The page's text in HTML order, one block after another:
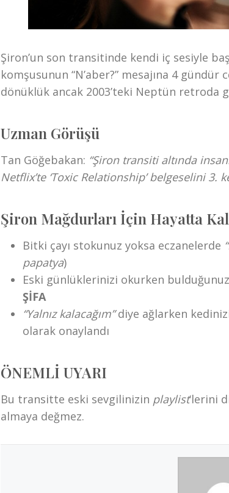
Şiron’un son transitinde kendi iç sesiyle
komşusunun “N’aber?” mesajına 4
dönüklük ancak 2003’teki Neptün retroda
Uzman Görüşü
Tan Göğebakan: “Şiron transiti altında
Netflix’te ‘Toxic Relationship’ belgeselini 3.
Şiron Mağdurları İçin Hayatta
Bitki çayı stokunuz yoksa eczanelerde
papatya)
Eski günlüklerinizi okurken bulduğunuz
ŞİFA
“Yalnız kalacağım”diye ağlarken
olarak onaylandı
ÖNEMLİ UYARI
Bu transitte eski sevgilinizin playlist‘lerini
almaya değmez.